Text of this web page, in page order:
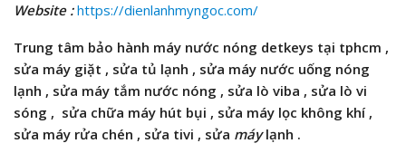
Website :https://dienlanhmyngoc.com/
Trung tâm bảo hành máy nước nóng detkeys tại tphcm ,
sửa máy giặt , sửa tủ lạnh , sửa máy nước uống nóng
lạnh , sửa máy tắm nước nóng , sửa lò viba , sửa lò vi
sóng , sửa chữa máy hút bụi , sửa máy lọc không khí ,
sửa máy rửa chén , sửa tivi , sửa máylạnh .